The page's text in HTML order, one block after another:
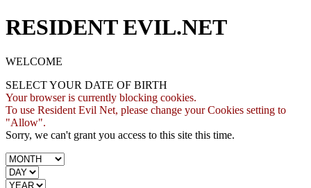
RESIDENT EVIL.NET
WELCOME
SELECT YOUR DATE OF BIRTH
Your browser is currently blocking cookies.
To use Resident Evil Net, please change your Cookies setting to
"Allow".
Sorry, we can't grant you access to this site this time.